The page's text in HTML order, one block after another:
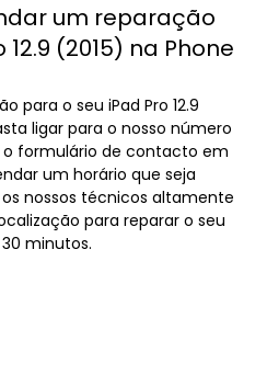
um reparação
(2015) na Phone
para o seu iPad Pro 12.9
ligar para o nosso número
formulário de contacto em
um horário que seja
nossos técnicos altamente
para reparar o seu
minutos.